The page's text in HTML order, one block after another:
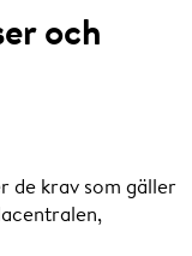
och
de krav som gäller